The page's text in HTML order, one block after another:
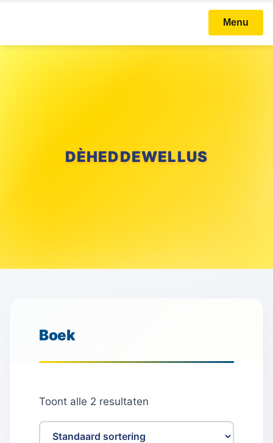
Menu
DÈHEDDEWELLUS
Boek
Toont alle 2 resultaten